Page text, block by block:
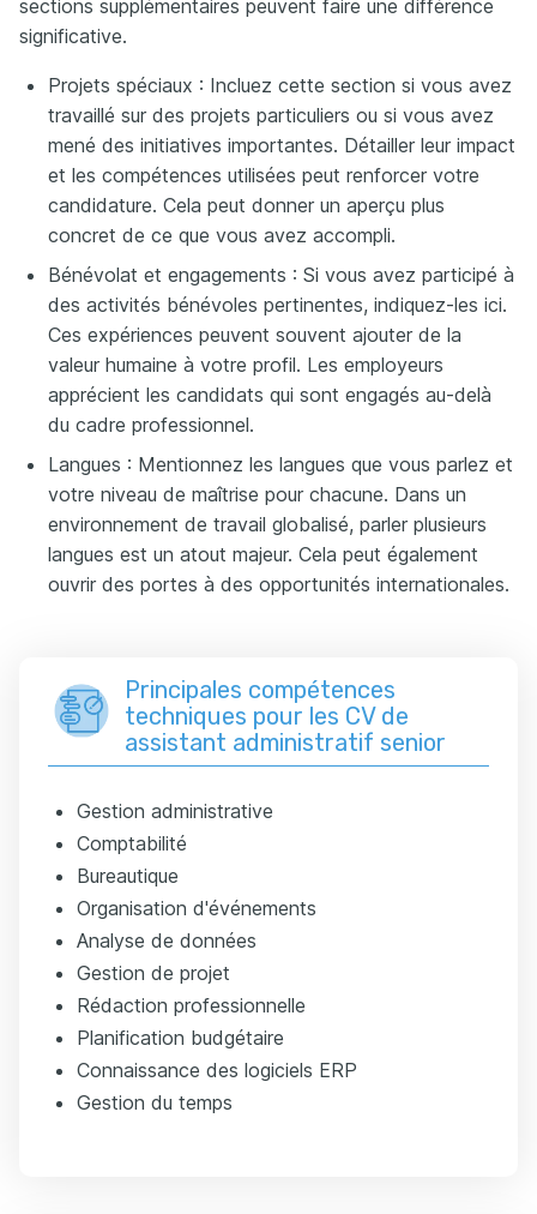
sections supplémentaires peuvent faire une différence
significative.
Projets spéciaux : Incluez cette section si vous avez
travaillé sur des projets particuliers ou si vous avez
mené des initiatives importantes. Détailler leur impact
et les compétences utilisées peut renforcer votre
candidature. Cela peut donner un aperçu plus
concret de ce que vous avez accompli.
Bénévolat et engagements : Si vous avez participé à
des activités bénévoles pertinentes, indiquez-les ici.
Ces expériences peuvent souvent ajouter de la
valeur humaine à votre profil. Les employeurs
apprécient les candidats qui sont engagés au-delà
du cadre professionnel.
Langues : Mentionnez les langues que vous parlez et
votre niveau de maîtrise pour chacune. Dans un
environnement de travail globalisé, parler plusieurs
langues est un atout majeur. Cela peut également
ouvrir des portes à des opportunités internationales.
Principales compétences
techniques pour les CV de
assistant administratif senior
Gestion administrative
Comptabilité
Bureautique
Organisation d'événements
Analyse de données
Gestion de projet
Rédaction professionnelle
Planification budgétaire
Connaissance des logiciels ERP
Gestion du temps